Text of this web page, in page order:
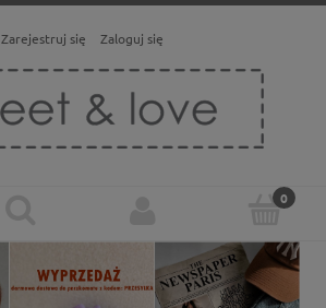
Zarejestruj się Zaloguj się